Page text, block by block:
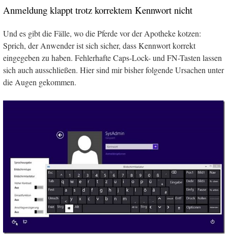
Anmeldung klappt trotz korrektem Kennwort nicht
Und es gibt die Fälle, wo die Pferde vor der Apotheke kotzen:
Sprich, der Anwender ist sich sicher, dass Kennwort korrekt
eingegeben zu haben. Fehlerhafte Caps-Lock- und FN-Tasten lassen
sich auch ausschließen. Hier sind mir bisher folgende Ursachen unter
die Augen gekommen.